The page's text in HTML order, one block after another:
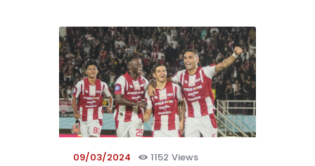
09/03/2024 1152 Views